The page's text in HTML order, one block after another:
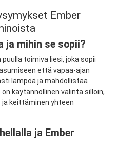
Ember
ja mihin se sopii?
toimiva liesi, joka sopii
että vapaa-ajan
lämpöä ja mahdollistaa
käytännöllinen valinta silloin,
keittäminen yhteen
ja Ember